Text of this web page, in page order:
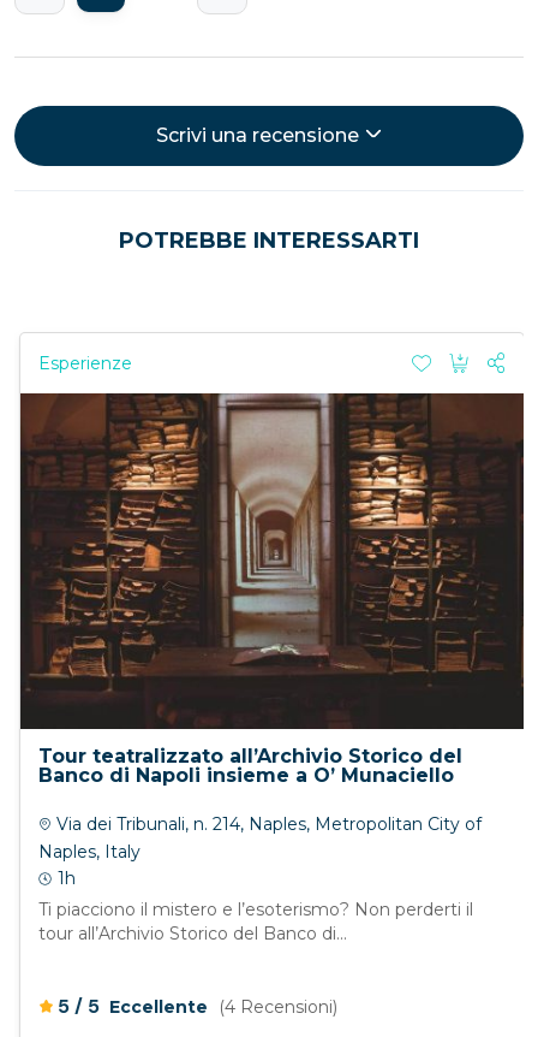
Scrivi una recensione
POTREBBE INTERESSARTI
Esperienze
Tour teatralizzato all’Archivio Storico del
Banco di Napoli insieme a O’ Munaciello
Via dei Tribunali, n. 214, Naples, Metropolitan City of
Naples, Italy
1h
Ti piacciono il mistero e l’esoterismo? Non perderti il
tour all’Archivio Storico del Banco di...
5/ 5 Eccellente (4 Recensioni)